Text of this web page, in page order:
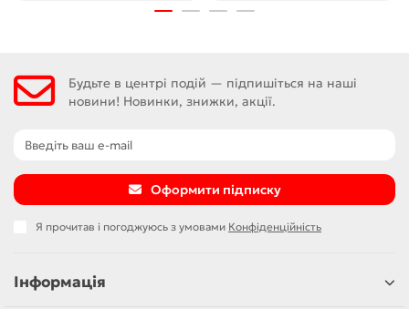
Будьте в центрі подій — підпишіться на наші
новини! Новинки, знижки, акції.
Оформити підписку
Я прочитав і погоджуюсь з умовами Конфіденційність
Інформація